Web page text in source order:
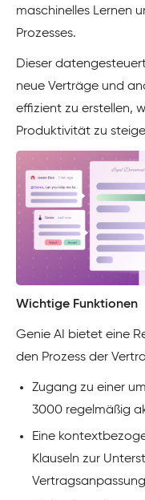
maschinelles Lernen
Prozesses.
Dieser
neue Verträge und
effizient zu erstellen,
Produktivität zu
Wichtige Funktionen
Genie AI bietet eine
den Prozess der
Zugang zu einer
3000 regelmäßig
Eine
Klauseln zur